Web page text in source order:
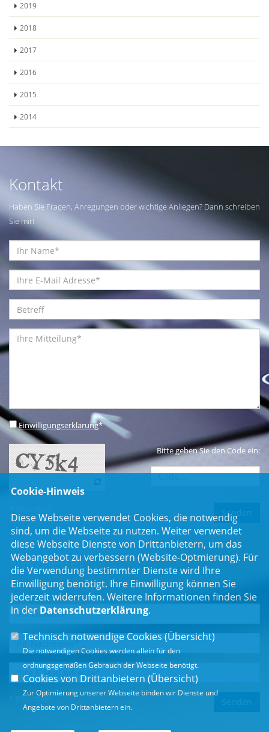
2019
2018
2017
2016
2015
2014
Kontakt
Haben Sie Fragen, Anregungen oder wichtige Anliegen? Dann schreiben
Sie mir!
Einwilligungserklärung*
Bitte geben Sie den Code ein:
Newsletter
Erhalten Sie Neuigkeiten aus dem Landtag und der Region.
* Pflichtfeld
Cookie-Hinweis
Diese Webseite verwendet Cookies, die notwendig
sind, um die Webseite zu nutzen. Weiter verwendet
diese Webseite Dienste von Drittanbietern, um das
Webangebot zu verbessern (Website-Optmierung). Für
die Verwendung bestimmter Dienste wird Ihre
Einwilligung benötigt. Ihre Einwilligung können Sie
jederzeit widerrufen. Weitere Informationen finden Sie
in der Datenschutzerklärung.
Technisch notwendige Cookies (Übersicht)
Die notwendigen Cookies werden allein für den
ordnungsgemäßen Gebrauch der Webseite benötigt.
Cookies von Drittanbietern (Übersicht)
Zur Optimierung unserer Webseite binden wir Dienste und
Angebote von Drittanbietern ein.